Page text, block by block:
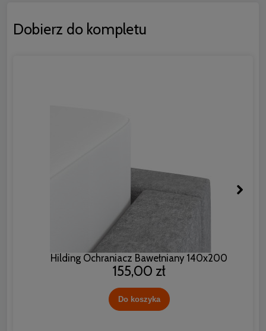
Dobierz do kompletu
Hilding Ochraniacz Bawełniany 140x200
155,00 zł
Do koszyka